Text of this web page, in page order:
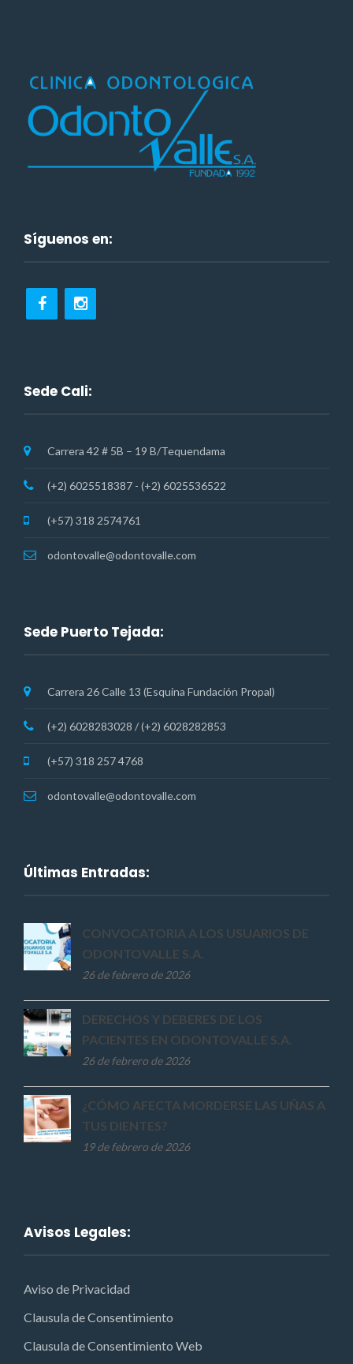
Síguenos en:
Sede Cali:
Carrera 42 # 5B – 19 B/Tequendama
(+2) 6025518387 - (+2) 6025536522
(+57) 318 2574761
odontovalle@odontovalle.com
Sede Puerto Tejada:
Carrera 26 Calle 13 (Esquina Fundación Propal)
(+2) 6028283028 / (+2) 6028282853
(+57) 318 257 4768
odontovalle@odontovalle.com
Últimas Entradas:
CONVOCATORIA A LOS USUARIOS DE
ODONTOVALLE S.A.
26 de febrero de 2026
DERECHOS Y DEBERES DE LOS
PACIENTES EN ODONTOVALLE S.A.
26 de febrero de 2026
¿CÓMO AFECTA MORDERSE LAS UÑAS A
TUS DIENTES?
19 de febrero de 2026
Avisos Legales:
Aviso de Privacidad
Clausula de Consentimiento
Clausula de Consentimiento Web